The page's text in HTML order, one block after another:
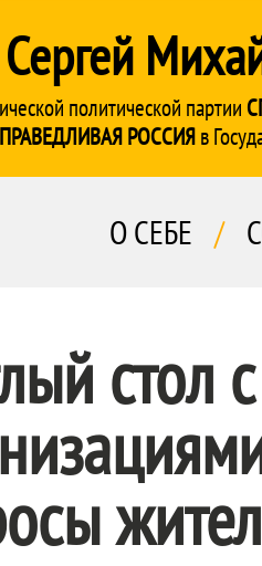
политической партии
РОССИЯв
О СЕБЕ /
стол